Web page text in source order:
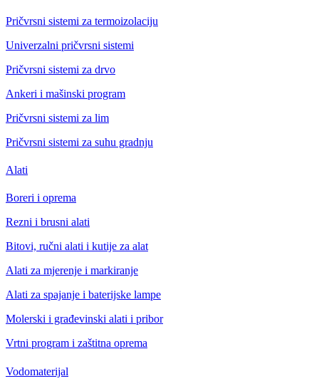
Pričvrsni sistemi za termoizolaciju
Univerzalni pričvrsni sistemi
Pričvrsni sistemi za drvo
Ankeri i mašinski program
Pričvrsni sistemi za lim
Pričvrsni sistemi za suhu gradnju
Alati
Boreri i oprema
Rezni i brusni alati
Bitovi, ručni alati i kutije za alat
Alati za mjerenje i markiranje
Alati za spajanje i baterijske lampe
Molerski i građevinski alati i pribor
Vrtni program i zaštitna oprema
Vodomaterijal